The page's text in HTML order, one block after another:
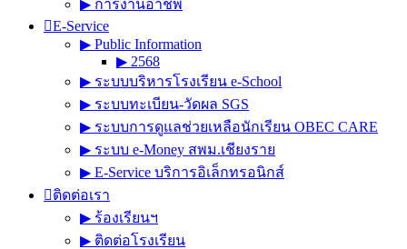
▶︎ การงานอาชีพ
E-Service
▶︎ Public Information
▶︎ 2568
▶︎ ระบบบริหารโรงเรียน e-School
▶︎ ระบบทะเบียน-วัดผล SGS
▶︎ ระบบการดูแลช่วยเหลือนักเรียน OBEC CARE
▶︎ ระบบ e-Money สพม.เชียงราย
▶︎ E-Service บริการอิเล็กทรอนิกส์
ติดต่อเรา
▶︎ ร้องเรียนฯ
▶︎ ติดต่อโรงเรียน